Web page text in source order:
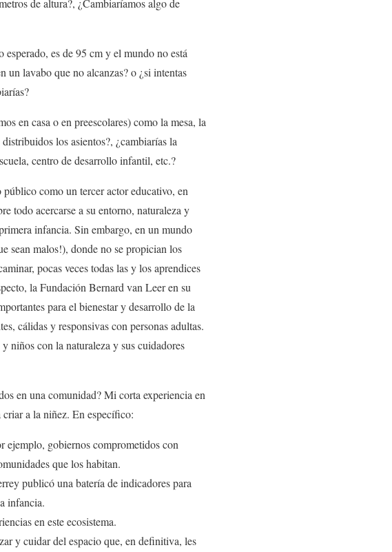
de altura?, ¿Cambiaríamos algo de
es de 95 cm y el mundo no está
un lavabo que no alcanzas? o ¿si intentas
en casa o en preescolares) como la mesa, la
los asientos?, ¿cambiarías la
centro de desarrollo infantil, etc.?
como un tercer actor educativo, en
todo acercarse a su entorno, naturaleza y
infancia. Sin embargo, en un mundo
sean malos!), donde no se propician los
pocas veces todas las y los aprendices
la Fundación Bernard van Leer en su
para el bienestar y desarrollo de la
cálidas y responsivas con personas adultas.
niños con la naturaleza y sus cuidadores
en una comunidad? Mi corta experiencia en
criar a la niñez. En específico:
ejemplo, gobiernos comprometidos con
que los habitan.
publicó una batería de indicadores para
infancia.
en este ecosistema.
y cuidar del espacio que, en definitiva, les